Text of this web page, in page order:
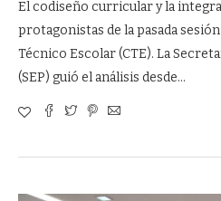
El codiseño curricular y la
protagonistas de la pasada
Técnico Escolar (CTE). La
(SEP) guió el análisis desde…